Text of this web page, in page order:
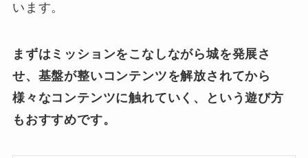
います。
まずはミッションをこなしながら城を発展さ
せ、基盤が整いコンテンツを解放されてから
様々なコンテンツに触れていく、という遊び方
もおすすめです。